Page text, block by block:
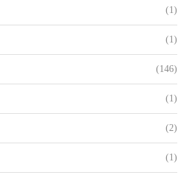
(1)
(1)
(146)
(1)
(2)
(1)